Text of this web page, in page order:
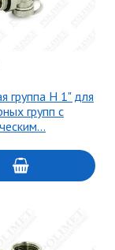
группа H 1" для
групп с